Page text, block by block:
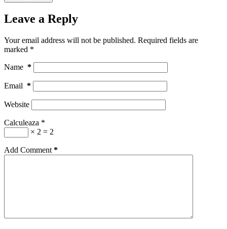
Leave a Reply
Your email address will not be published. Required fields are
marked *
Name *
Email *
Website
Calculeaza *
× 2 = 2
Add Comment *